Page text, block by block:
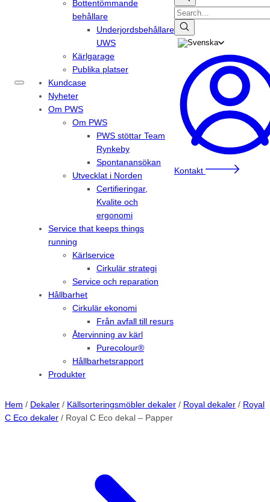
Bottentömmande
behållare
Underjordsbehållare
UWS
Kärlgarage
Publika platser
Kundcase
Nyheter
Om PWS
Om PWS
PWS stöttar Team
Rynkeby
Spontanansökan
Utvecklat i Norden
Certifieringar,
Kvalite och
ergonomi
Service that keeps things
running
Kärlservice
Cirkulär strategi
Service och reparation
Hållbarhet
Cirkulär ekonomi
Från avfall till resurs
Återvinning av kärl
Purecolour®
Hållbarhetsrapport
Produkter
Search
Kontakt
Hem / Dekaler / Källsorteringsmöbler dekaler / Royal dekaler / Royal
C Eco dekaler / Royal C Eco dekal – Papper